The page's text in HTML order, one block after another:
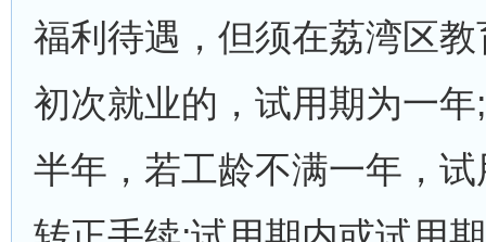
福利待遇，但须在荔湾区
初次就业的，试用期为一
半年，若工龄不满一年，